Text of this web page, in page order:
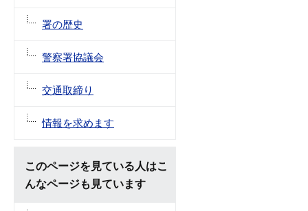
署の歴史
警察署協議会
交通取締り
情報を求めます
このページを見ている人はこ
んなページも見ています